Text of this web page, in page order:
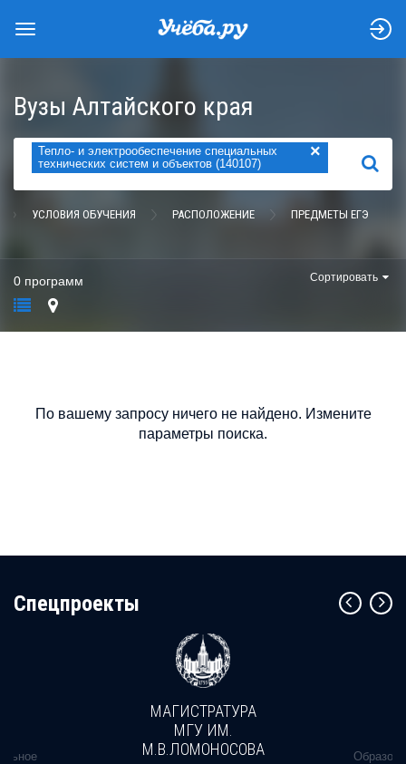
Вузы Алтайского края
Тепло- и электрообеспечение специальных
технических систем и объектов (140107)
×
НАЙТИ
УСЛОВИЯ ОБУЧЕНИЯ РАСПОЛОЖЕНИЕ ПРЕДМЕТЫ ЕГЭ
0 программ Сортировать
По вашему запросу ничего не найдено. Измените
параметры поиска.
Cпецпроекты
МАГИСТРАТУРА
МГУ ИМ.
М.В.ЛОМОНОСОВА